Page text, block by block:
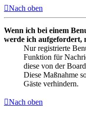
Nach oben
Wenn ich bei einem
werde ich aufgefordert,
Nur registrierte
Funktion für
diese von der
Diese Maßnahme
Gäste verhindern.
Nach oben